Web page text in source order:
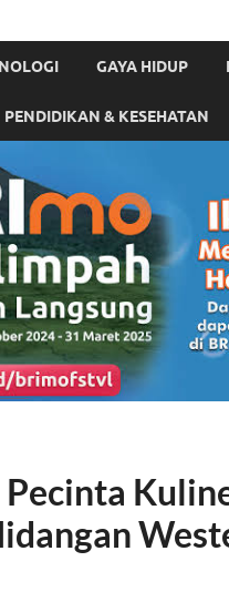
GAYA HIDUP
PENDIDIKAN & KESEHATAN